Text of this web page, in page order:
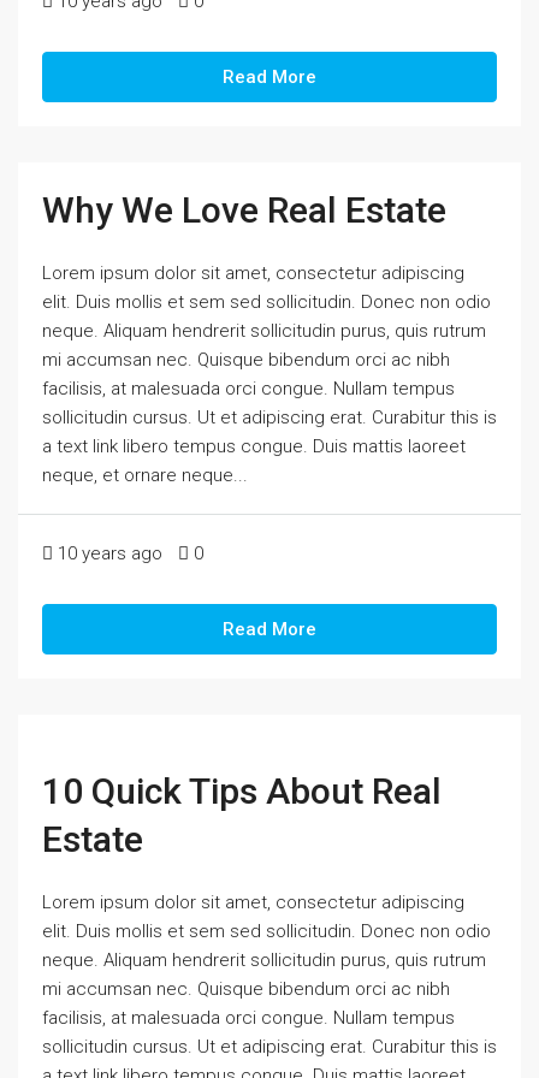
Read More
Why We Love Real Estate
Lorem ipsum dolor sit amet, consectetur adipiscing
elit. Duis mollis et sem sed sollicitudin. Donec non odio
neque. Aliquam hendrerit sollicitudin purus, quis rutrum
mi accumsan nec. Quisque bibendum orci ac nibh
facilisis, at malesuada orci congue. Nullam tempus
sollicitudin cursus. Ut et adipiscing erat. Curabitur this is
a text link libero tempus congue. Duis mattis laoreet
neque, et ornare neque...
10 years ago 0
Read More
10 Quick Tips About Real
Estate
Lorem ipsum dolor sit amet, consectetur adipiscing
elit. Duis mollis et sem sed sollicitudin. Donec non odio
neque. Aliquam hendrerit sollicitudin purus, quis rutrum
mi accumsan nec. Quisque bibendum orci ac nibh
facilisis, at malesuada orci congue. Nullam tempus
sollicitudin cursus. Ut et adipiscing erat. Curabitur this is